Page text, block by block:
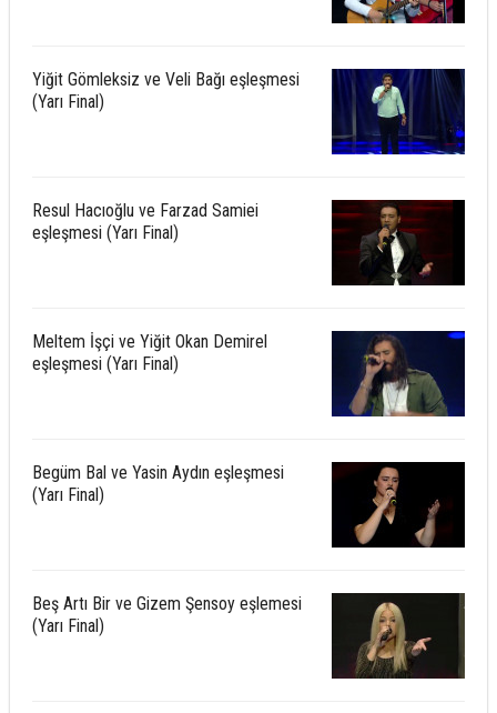
Yiğit Gömleksiz ve Veli Bağı eşleşmesi
(Yarı Final)
Resul Hacıoğlu ve Farzad Samiei
eşleşmesi (Yarı Final)
Meltem İşçi ve Yiğit Okan Demirel
eşleşmesi (Yarı Final)
Begüm Bal ve Yasin Aydın eşleşmesi
(Yarı Final)
Beş Artı Bir ve Gizem Şensoy eşlemesi
(Yarı Final)